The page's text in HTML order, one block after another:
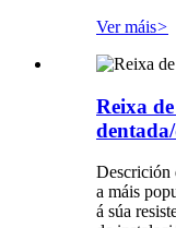
Ver máis>
Reixa
Descrición
a máis
á súa